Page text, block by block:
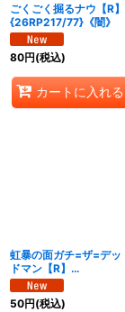
ごくごく掘るナウ【R】
{26RP217/77}《闇》
80円(税込)
カートに入れる
虹暴の面ガチ=ザ=デッ
ドマン【R】
{26RP220/77}《自然》
50円(税込)